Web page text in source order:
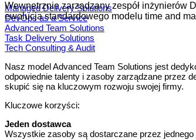
Wewnętrznie zarządzany zespół inżynierów
ewolucja standardowego modelu time and
Managed Delivery Solutions
DevOps as a Service
Advanced Team Solutions
Task Delivery Solutions
Tech Consulting & Audit
Nasz model Advanced Team Solutions jest
odpowiednie talenty i zasoby zarządzane przez
skupić się na kluczowym rozwoju swojej firmy.
Kluczowe korzyści:
Jeden dostawca
Wszystkie zasoby są dostarczane przez